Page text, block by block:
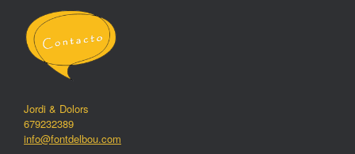
Jordi & Dolors
679232389
info@fontdelbou.com